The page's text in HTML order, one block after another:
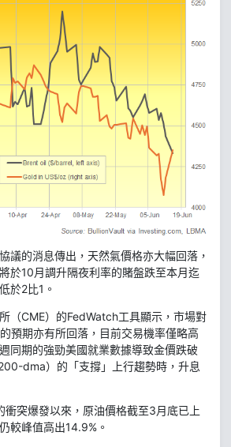
議的消息傳出，天然氣價格亦大幅回落，
於10月調升隔夜利率的賭盤跌至本月迄
於2比1。
（CME）的FedWatch工具顯示，市場對
預期亦有所回落，目前交易機率僅略高
同期的強勁美國就業數據導致金價跌破
dma）的「支撐」上行趨勢時，升息
衝突爆發以來，原油價格截至3月底已上
較峰值高出14.9%。